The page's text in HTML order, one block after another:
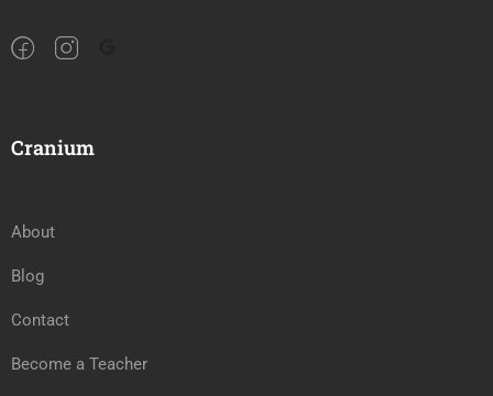
Cranium
About
Blog
Contact
Become a Teacher